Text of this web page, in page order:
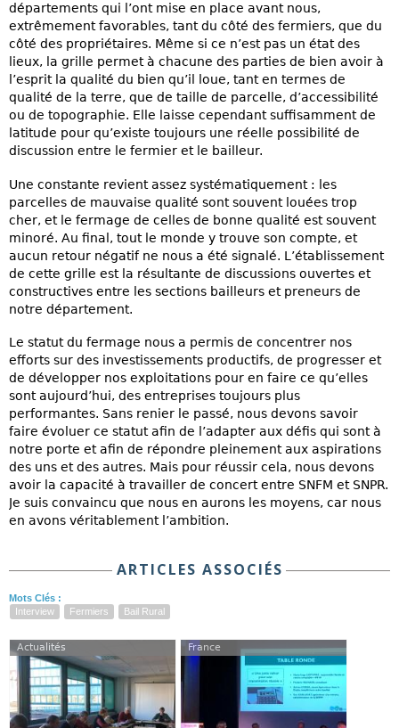
départements qui l’ont mise en place avant nous,
extrêmement favorables, tant du côté des fermiers, que du
côté des propriétaires. Même si ce n’est pas un état des
lieux, la grille permet à chacune des parties de bien avoir à
l’esprit la qualité du bien qu’il loue, tant en termes de
qualité de la terre, que de taille de parcelle, d’accessibilité
ou de topographie. Elle laisse cependant suffisamment de
latitude pour qu’existe toujours une réelle possibilité de
discussion entre le fermier et le bailleur.
Une constante revient assez systématiquement : les
parcelles de mauvaise qualité sont souvent louées trop
cher, et le fermage de celles de bonne qualité est souvent
minoré. Au final, tout le monde y trouve son compte, et
aucun retour négatif ne nous a été signalé. L’établissement
de cette grille est la résultante de discussions ouvertes et
constructives entre les sections bailleurs et preneurs de
notre département.
Le statut du fermage nous a permis de concentrer nos
efforts sur des investissements productifs, de progresser et
de développer nos exploitations pour en faire ce qu’elles
sont aujourd’hui, des entreprises toujours plus
performantes. Sans renier le passé, nous devons savoir
faire évoluer ce statut afin de l’adapter aux défis qui sont à
notre porte et afin de répondre pleinement aux aspirations
des uns et des autres. Mais pour réussir cela, nous devons
avoir la capacité à travailler de concert entre SNFM et SNPR.
Je suis convaincu que nous en aurons les moyens, car nous
en avons véritablement l’ambition.
ARTICLES ASSOCIÉS
Mots Clés :
Interview
Fermiers Bail Rural
Actualités France